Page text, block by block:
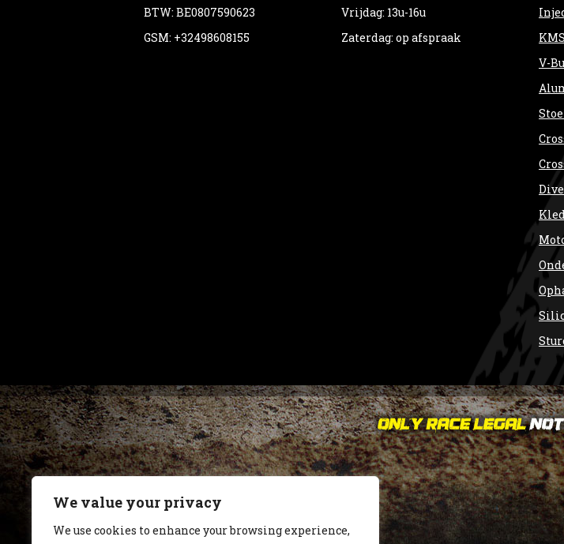
We value your privacy
We use cookies to enhance your browsing experience,
BTW: BE0807590623
GSM: +32498608155
Vrijdag: 13u-16u
Zaterdag: op afspraak
V-